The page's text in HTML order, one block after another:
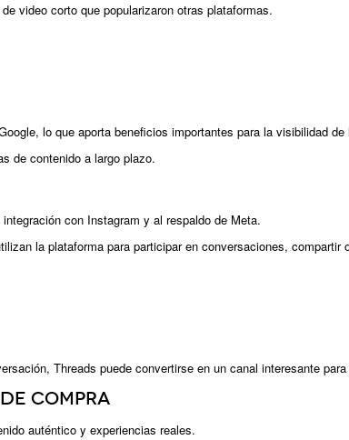
video corto que popularizaron otras plataformas.
lo que aporta beneficios importantes para la visibilidad
de contenido a largo plazo.
con Instagram y al respaldo de Meta.
la plataforma para participar en conversaciones,
Threads puede convertirse en un canal interesante
compra
auténtico y experiencias reales.